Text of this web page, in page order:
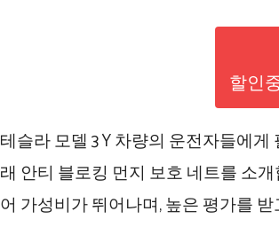
할인
테슬라 모델 3 Y 차량의 운전자들에
래 안티 블로킹 먼지 보호 네트를 소
어 가성비가 뛰어나며, 높은 평가를